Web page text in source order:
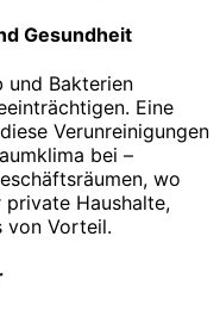
Gesundheit
und Bakterien
Eine
Verunreinigungen
bei –
wo
Haushalte,
von Vorteil.